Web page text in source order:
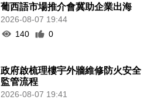
葡西語市場推介會冀助企業出海
2026-08-07 19:44
140
0
政府啟梳理樓宇外牆維修防火安全
監管流程
2026-08-07 19:41